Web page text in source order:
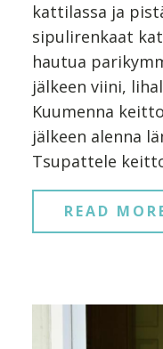
kattilassa ja
sipulirenkaat
hautua
jälkeen viini,
Kuumenna
jälkeen alenna
Tsupattele
READ